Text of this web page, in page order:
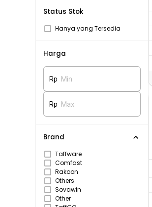
Status Stok
Hanya yang Tersedia
Harga
Rp Min
Rp Max
Brand
Taffware
Comfast
Rakoon
Others
Sovawin
Other